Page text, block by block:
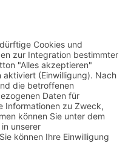
Ihre
Ein Kinderarzt
darauf spezialisiert,
von Kindern
Behandlung
Erkrankungen sowie
Unsere Kinderärzte
kinderfreundlich